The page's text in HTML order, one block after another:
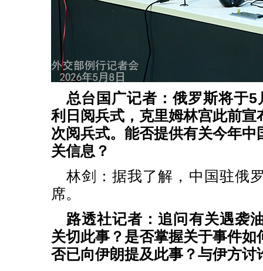
总台国广记者：俄罗斯将于
利日阅兵式，克里姆林宫此前宣
次阅兵式。能否提供有关今年中
关信息？
林剑：据我了解，中国驻俄
席。
路透社记者：追问有关遇袭
关切此事？是否掌握关于事件
否已向伊朗提及此事？与伊方讨